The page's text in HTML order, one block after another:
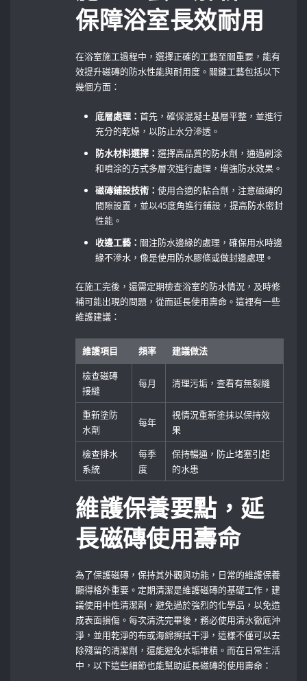
保障浴室長效耐用
在浴室施工過程中，選擇正確的工藝至關重要，能有
效提升磁磚的防水性能與耐用度。關鍵工藝包括以下
幾個方面：
底層處理：首先，確保混凝土基層平整，並進行
充分的乾燥，以防止水分滲透。
防水材料選擇：選擇高品質的防水劑，通過刷涂
和噴涂的方式多層次進行處理，增強防水效果。
磁磚鋪設技術：使用合適的粘合劑，注意磁磚的
間隙設置，並以45度角進行鋪設，提高防水密封
性能。
收邊工藝： 關注防水邊緣的處理，確保用水時邊
緣不滲水，像是使用防水膠條或做封邊處理。
在施工完後，還需定期檢查浴室的防水情況，及時修
補可能出現的問題，從而延長使用壽命。這裡有一些
維護建議：
維護項目 頻率
建議做法
檢查磁磚
接縫
每月 清理污垢，查看有無裂縫
重新塗防
水劑
每年
視情況重新塗抹以保持效
果
檢查排水
系統
每季
度
保持暢通，防止堵塞引起
的水患
維護保養要點，延
長磁磚使用壽命
為了保護磁磚，保持其外觀與功能，日常的維護保養
顯得格外重要。定期清潔是維護磁磚的基礎工作，建
議使用中性清潔劑，避免過於強烈的化學品，以免造
成表面損傷。每次清洗完畢後，務必使用清水徹底沖
淨，並用乾淨的布或海綿擦拭干淨，這樣不僅可以去
除殘留的清潔劑，還能避免水垢堆積。而在日常生活
中，以下這些細節也能幫助延長磁磚的使用壽命：